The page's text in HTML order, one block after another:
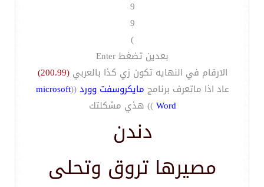
9
9
)
بعدين تضغط Enter
الارقام في النهايه تكون زي كذا بالعربي(200.99)
عاد اذا ماتعرف برنامج مايكروسفت وورد((
microsoft
Word)) هذي مشكلتك
دندن
مصيرها تروق وتحلى